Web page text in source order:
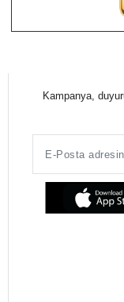
Kampanya,